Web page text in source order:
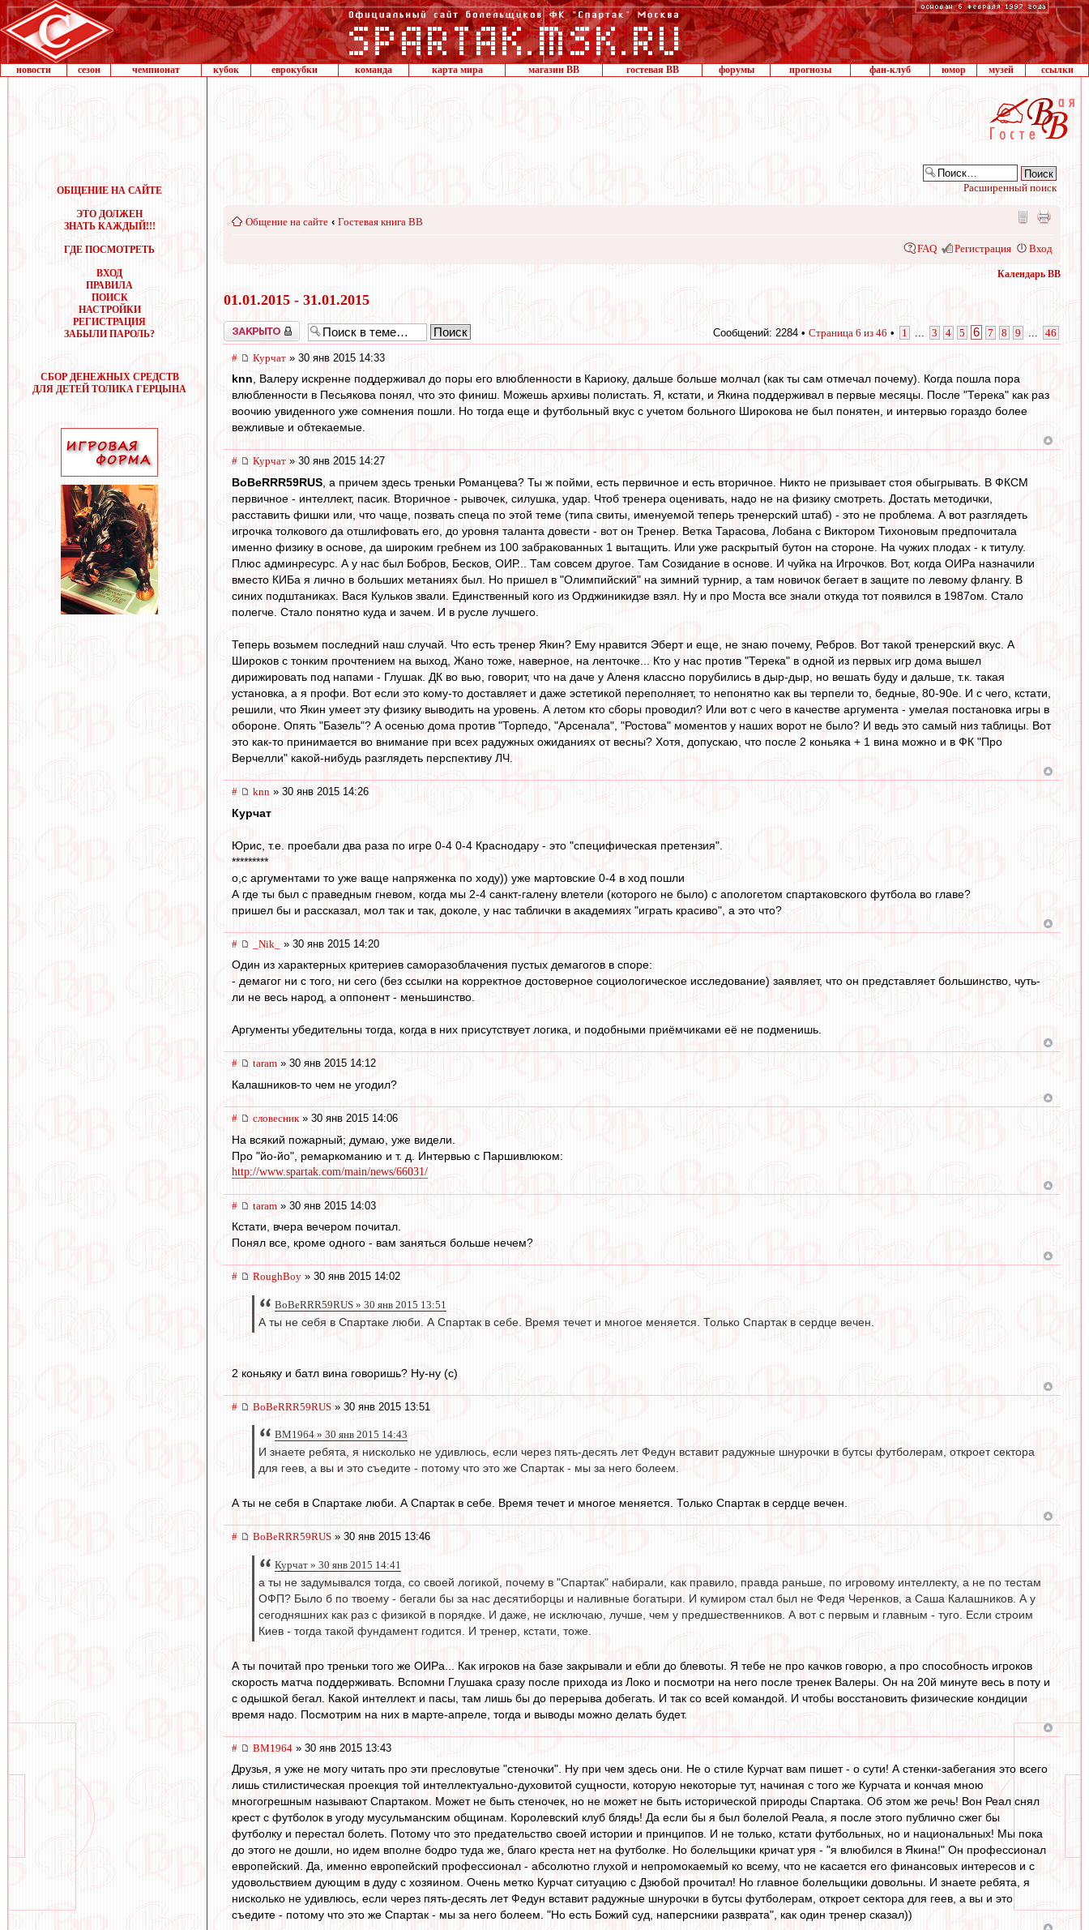
новости сезон чемпионат кубок еврокубки команда карта мира магазин ВВ гостевая ВВ форумы прогнозы фан-клуб юмор музей ссылки
ОБЩЕНИЕ НА САЙТЕ
ЭТО ДОЛЖЕН
ЗНАТЬ КАЖДЫЙ!!!
ГДЕ ПОСМОТРЕТЬ
ВХОД
ПРАВИЛА
ПОИСК
НАСТРОЙКИ
РЕГИСТРАЦИЯ
ЗАБЫЛИ ПАРОЛЬ?
СБОР ДЕНЕЖНЫХ СРЕДСТВ
ДЛЯ ДЕТЕЙ ТОЛИКА ГЕРЦЫНА
Расширенный поиск
Общение на сайте ‹ Гостевая книга ВВ
FAQ Регистрация Вход
Календарь ВВ
01.01.2015 - 31.01.2015
Закрыто Сообщений: 2284 • Страница 6 из 46 • 1 3 4 5 6 7 8 9 46
# Курчат » 30 янв 2015 14:33
knn, Валеру искренне поддерживал до поры его влюбленности в Кариоку, дальше больше молчал (как ты сам отмечал почему). Когда пошла пора
влюбленности в Песьякова понял, что это финиш. Можешь архивы полистать. Я, кстати, и Якина поддерживал в первые месяцы. После "Терека" как раз
воочию увиденного уже сомнения пошли. Но тогда еще и футбольный вкус с учетом больного Широкова не был понятен, и интервью гораздо более
вежливые и обтекаемые.
# Курчат » 30 янв 2015 14:27
BoBeRRR59RUS , а причем здесь треньки Романцева? Ты ж пойми, есть первичное и есть вторичное. Никто не призывает стоя обыгрывать. В ФКСМ
первичное - интеллект, пасик. Вторичное - рывочек, силушка, удар. Чтоб тренера оценивать, надо не на физику смотреть. Достать методички,
расставить фишки или, что чаще, позвать спеца по этой теме (типа свиты, именуемой теперь тренерский штаб) - это не проблема. А вот разглядеть
игрочка толкового да отшлифовать его, до уровня таланта довести - вот он Тренер. Ветка Тарасова, Лобана с Виктором Тихоновым предпочитала
именно физику в основе, да широким гребнем из 100 забракованных 1 вытащить. Или уже раскрытый бутон на стороне. На чужих плодах - к титулу.
Плюс админресурс. А у нас был Бобров, Бесков, ОИР... Там совсем другое. Там Созидание в основе. И чуйка на Игрочков. Вот, когда ОИРа назначили
вместо КИБа я лично в больших метаниях был. Но пришел в "Олимпийский" на зимний турнир, а там новичок бегает в защите по левому флангу. В
синих подштаниках. Вася Кульков звали. Единственный кого из Орджиникидзе взял. Ну и про Моста все знали откуда тот появился в 1987ом. Стало
полегче. Стало понятно куда и зачем. И в русле лучшего.
Теперь возьмем последний наш случай. Что есть тренер Якин? Ему нравится Эберт и еще, не знаю почему, Ребров. Вот такой тренерский вкус. А
Широков с тонким прочтением на выход, Жано тоже, наверное, на ленточке... Кто у нас против "Терека" в одной из первых игр дома вышел
дирижировать под напами - Глушак. ДК во вью, говорит, что на даче у Аленя классно порубились в дыр-дыр, но вешать буду и дальше, т.к. такая
установка, а я профи. Вот если это кому-то доставляет и даже эстетикой переполняет, то непонятно как вы терпели то, бедные, 80-90е. И с чего, кстати,
решили, что Якин умеет эту физику выводить на уровень. А летом кто сборы проводил? Или вот с чего в качестве аргумента - умелая постановка игры в
обороне. Опять "Базель"? А осенью дома против "Торпедо, "Арсенала", "Ростова" моментов у наших ворот не было? И ведь это самый низ таблицы. Вот
это как-то принимается во внимание при всех радужных ожиданиях от весны? Хотя, допускаю, что после 2 коньяка + 1 вина можно и в ФК "Про
Верчелли" какой-нибудь разглядеть перспективу ЛЧ.
# knn » 30 янв 2015 14:26
Курчат
Юрис, т.е. проебали два раза по игре 0-4 0-4 Краснодару - это "специфическая претензия".
*********
о,с аргументами то уже ваще напряженка по ходу)) уже мартовские 0-4 в ход пошли
А где ты был с праведным гневом, когда мы 2-4 санкт-галену влетели (которого не было) с апологетом спартаковского футбола во главе?
пришел бы и рассказал, мол так и так, доколе, у нас таблички в академиях "играть красиво", а это что?
# _Nik_ » 30 янв 2015 14:20
Один из характерных критериев саморазоблачения пустых демагогов в споре:
- демагог ни с того, ни сего (без ссылки на корректное достоверное социологическое исследование) заявляет, что он представляет большинство, чуть-
ли не весь народ, а оппонент - меньшинство.
Аргументы убедительны тогда, когда в них присутствует логика, и подобными приёмчиками её не подменишь.
# taram » 30 янв 2015 14:12
Калашников-то чем не угодил?
# словесник » 30 янв 2015 14:06
На всякий пожарный; думаю, уже видели.
Про "йо-йо", ремаркоманию и т. д. Интервью с Паршивлюком:
http://www.spartak.com/main/news/66031/
# taram » 30 янв 2015 14:03
Кстати, вчера вечером почитал.
Понял все, кроме одного - вам заняться больше нечем?
# RoughBoy » 30 янв 2015 14:02
BoBeRRR59RUS » 30 янв 2015 13:51
А ты не себя в Спартаке люби. А Спартак в себе. Время течет и многое меняется. Только Спартак в сердце вечен.
2 коньяку и батл вина говоришь? Ну-ну (с)
# BoBeRRR59RUS » 30 янв 2015 13:51
BM1964 » 30 янв 2015 14:43
И знаете ребята, я нисколько не удивлюсь, если через пять-десять лет Федун вставит радужные шнурочки в бутсы футболерам, откроет сектора
для геев, а вы и это съедите - потому что это же Спартак - мы за него болеем.
А ты не себя в Спартаке люби. А Спартак в себе. Время течет и многое меняется. Только Спартак в сердце вечен.
# BoBeRRR59RUS » 30 янв 2015 13:46
Курчат » 30 янв 2015 14:41
а ты не задумывался тогда, со своей логикой, почему в "Спартак" набирали, как правило, правда раньше, по игровому интеллекту, а не по тестам
ОФП? Было б по твоему - бегали бы за нас десятиборцы и наливные богатыри. И кумиром стал был не Федя Черенков, а Саша Калашников. А у
сегодняшних как раз с физикой в порядке. И даже, не исключаю, лучше, чем у предшественников. А вот с первым и главным - туго. Если строим
Киев - тогда такой фундамент годится. И тренер, кстати, тоже.
А ты почитай про треньки того же ОИРа... Как игроков на базе закрывали и ебли до блевоты. Я тебе не про качков говорю, а про способность игроков
скорость матча поддерживать. Вспомни Глушака сразу после прихода из Локо и посмотри на него после тренек Валеры. Он на 20й минуте весь в поту и
с одышкой бегал. Какой интеллект и пасы, там лишь бы до перерыва добегать. И так со всей командой. И чтобы восстановить физические кондиции
время надо. Посмотрим на них в марте-апреле, тогда и выводы можно делать будет.
# BM1964 » 30 янв 2015 13:43
Друзья, я уже не могу читать про эти пресловутые "стеночки". Ну при чем здесь они. Не о стиле Курчат вам пишет - о сути! А стенки-забегания это всего
лишь стилистическая проекция той интеллектуально-духовитой сущности, которую некоторые тут, начиная с того же Курчата и кончая мною
многогрешным называют Спартаком. Может не быть стеночек, но не может не быть исторической природы Спартака. Об этом же речь! Вон Реал снял
крест с футболок в угоду мусульманским общинам. Королевский клуб блядь! Да если бы я был болелой Реала, я после этого публично сжег бы
футболку и перестал болеть. Потому что это предательство своей истории и принципов. И не только, кстати футбольных, но и национальных! Мы пока
до этого не дошли, но идем вполне бодро туда же, благо креста нет на футболке. Но болельщики кричат уря - "я влюбился в Якина!" Он профессионал
европейский. Да, именно европейский профессионал - абсолютно глухой и непромокаемый ко всему, что не касается его финансовых интересов и с
удовольствием дующим в дуду с хозяином. Очень метко Курчат ситуацию с Дзюбой прочитал! Но главное болельщики довольны. И знаете ребята, я
нисколько не удивлюсь, если через пять-десять лет Федун вставит радужные шнурочки в бутсы футболерам, откроет сектора для геев, а вы и это
съедите - потому что это же Спартак - мы за него болеем. "Но есть Божий суд, наперсники разврата", как один тренер сказал))